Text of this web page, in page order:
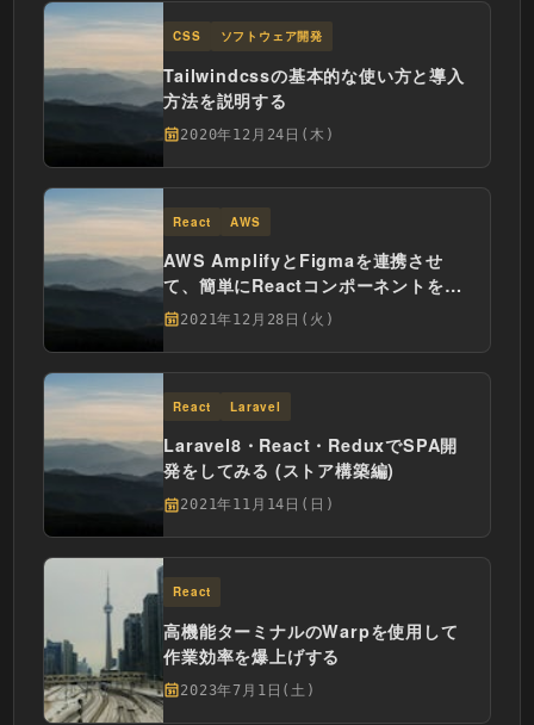
CSS ソフトウェア開発
Tailwindcssの基本的な使い方と導入
方法を説明する
2020年12月24日(木)
React AWS
AWS AmplifyとFigmaを連携させ
て、簡単にReactコンポーネントを生
成する
2021年12月28日(火)
React Laravel
Laravel8・React・ReduxでSPA開
発をしてみる (ストア構築編)
2021年11月14日(日)
React
高機能ターミナルのWarpを使用して
作業効率を爆上げする
2023年7月1日(土)